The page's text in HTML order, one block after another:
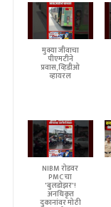
मुक्या जीवाचा
पीएमटीने
प्रवास,व्हिडीओ
व्हायरल
NIBM रोडवर
PMC चा
'बुलडोझर'!
अनधिकृत
दुकानांवर मोठी